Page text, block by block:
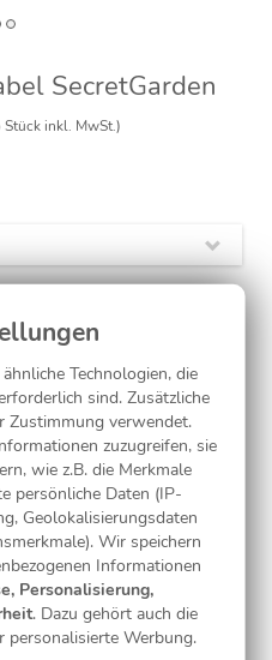
SecretGarden
Stück inkl. MwSt.)
Technologien, die
sind. Zusätzliche
Zustimmung verwendet.
zuzugreifen, sie
wie z.B. die Merkmale
persönliche Daten (IP-
Geolokalisierungsdaten
Wir speichern
Informationen
Personalisierung,
. Dazu gehört auch die
personalisierte Werbung.